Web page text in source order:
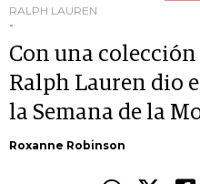
RALPH LAUREN
-
Con una colección
Ralph Lauren dio
la Semana de la
Roxanne Robinson